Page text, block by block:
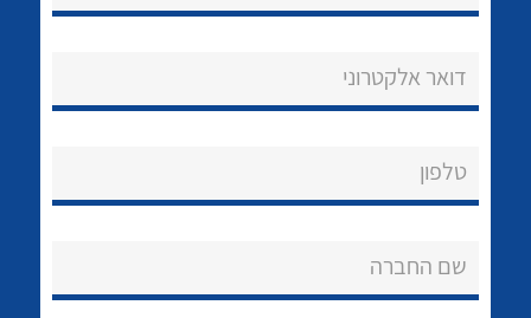
הצוות שלנו
שירותי תמיכה
לכל מוצרי היצרן לכל מוצרי היצרן
דואר אלקטרוני
טלפון
שם החברה